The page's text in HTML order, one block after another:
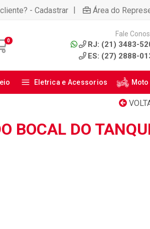
- Cadastrar | Área do
0
Fale
RJ: (21) 3483-
ES: (27) 2888-
Eletrica e Acessorios Moto
BOCAL DO